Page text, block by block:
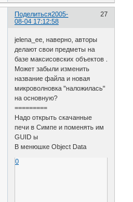
Поделиться 27
2005-
08-04 17:12:58
jelena_ee, наверно, авторы
делают свои предметы на
базе максисовских объектов .
Может забыли изменить
название файла и новая
микроволновка "наложилась"
на основную?
=========
Надо открыть скачанные
печи в Симпе и поменять им
GUID ы
В менюшке Object Data
0